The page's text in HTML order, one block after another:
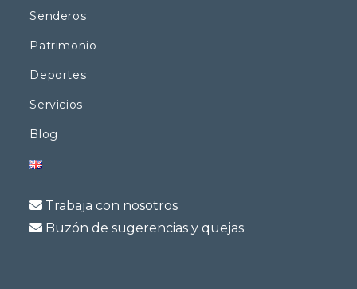
Senderos
Patrimonio
Deportes
Servicios
Blog
Trabaja con nosotros
Buzón de sugerencias y quejas